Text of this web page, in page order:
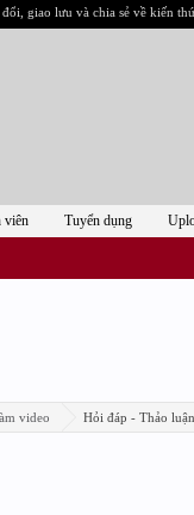
giao lưu và chia sẻ về kiến
video Hỏi đáp - Thảo
viên Tuyển dụng